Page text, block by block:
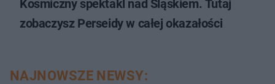
Kosmiczny spektakl nad Śląskiem. Tutaj
zobaczysz Perseidy w całej okazałości
NAJNOWSZE NEWSY: